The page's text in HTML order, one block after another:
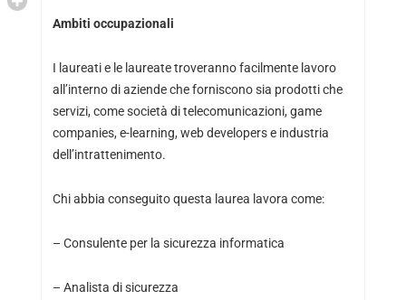
Ambiti occupazionali
I laureati e le laureate troveranno facilmente lavoro
all’interno di aziende che forniscono sia prodotti che
servizi, come società di telecomunicazioni, game
companies, e-learning, web developers e industria
dell’intrattenimento.
Chi abbia conseguito questa laurea lavora come:
– Consulente per la sicurezza informatica
– Analista di sicurezza